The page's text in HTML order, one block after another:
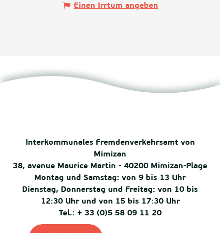
Einen Irrtum angeben
Interkommunales Fremdenverkehrsamt von
Mimizan
38, avenue Maurice Martin - 40200 Mimizan-Plage
Montag und Samstag: von 9 bis 13 Uhr
Dienstag, Donnerstag und Freitag: von 10 bis
12:30 Uhr und von 15 bis 17:30 Uhr
Tel.: + 33 (0)5 58 09 11 20